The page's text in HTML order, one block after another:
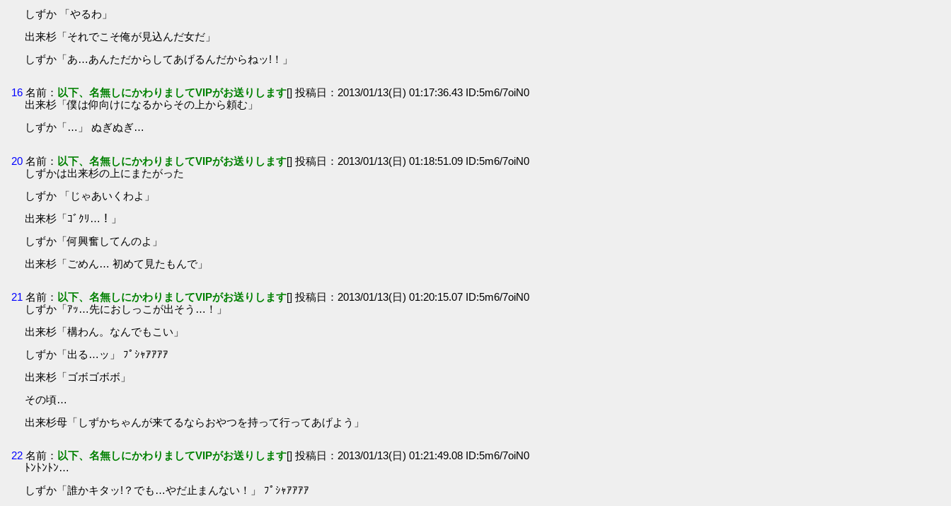
しずか 「やるわ」
出来杉「それでこそ俺が見込んだ女だ」
しずか「あ…あんただからしてあげるんだからねッ!！」
16 名前： 以下、名無しにかわりましてVIPがお送りします[] 投稿日：2013/01/13(日) 01:17:36.43 ID:5m6/7oiN0
出来杉「僕は仰向けになるからその上から頼む」
しずか「…」 ぬぎぬぎ…
20 名前： 以下、名無しにかわりましてVIPがお送りします[] 投稿日：2013/01/13(日) 01:18:51.09 ID:5m6/7oiN0
しずかは出来杉の上にまたがった
しずか 「じゃあいくわよ」
出来杉「ｺﾞｸﾘ…！」
しずか「何興奮してんのよ」
出来杉「ごめん… 初めて見たもんで」
21 名前： 以下、名無しにかわりましてVIPがお送りします[] 投稿日：2013/01/13(日) 01:20:15.07 ID:5m6/7oiN0
しずか「ｱｯ…先におしっこが出そう…！」
出来杉「構わん。なんでもこい」
しずか「出る…ッ」 ﾌﾟｼｬｱｱｱｱ
出来杉「ゴボゴボボ」
その頃…
出来杉母「しずかちゃんが来てるならおやつを持って行ってあげよう」
22 名前： 以下、名無しにかわりましてVIPがお送りします[] 投稿日：2013/01/13(日) 01:21:49.08 ID:5m6/7oiN0
ﾄﾝﾄﾝﾄﾝ…
しずか「誰かキタッ!？でも…やだ止まんない！」 ﾌﾟｼｬｱｱｱｱ